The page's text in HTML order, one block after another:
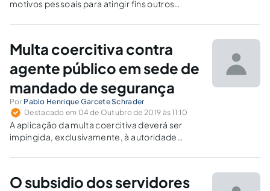
motivos pessoais para atingir fins outros
Multa coercitiva contra
agente público em sede de
mandado de segurança
Por Pablo Henrique Garcete Schrader
Destacado em 04 de Outubro de 2019 às 11:10
A aplicação da multa coercitiva deverá ser
impingida, exclusivamente, à autoridade
ou recalcitrante no cumprimento de
O subsidio dos servidores